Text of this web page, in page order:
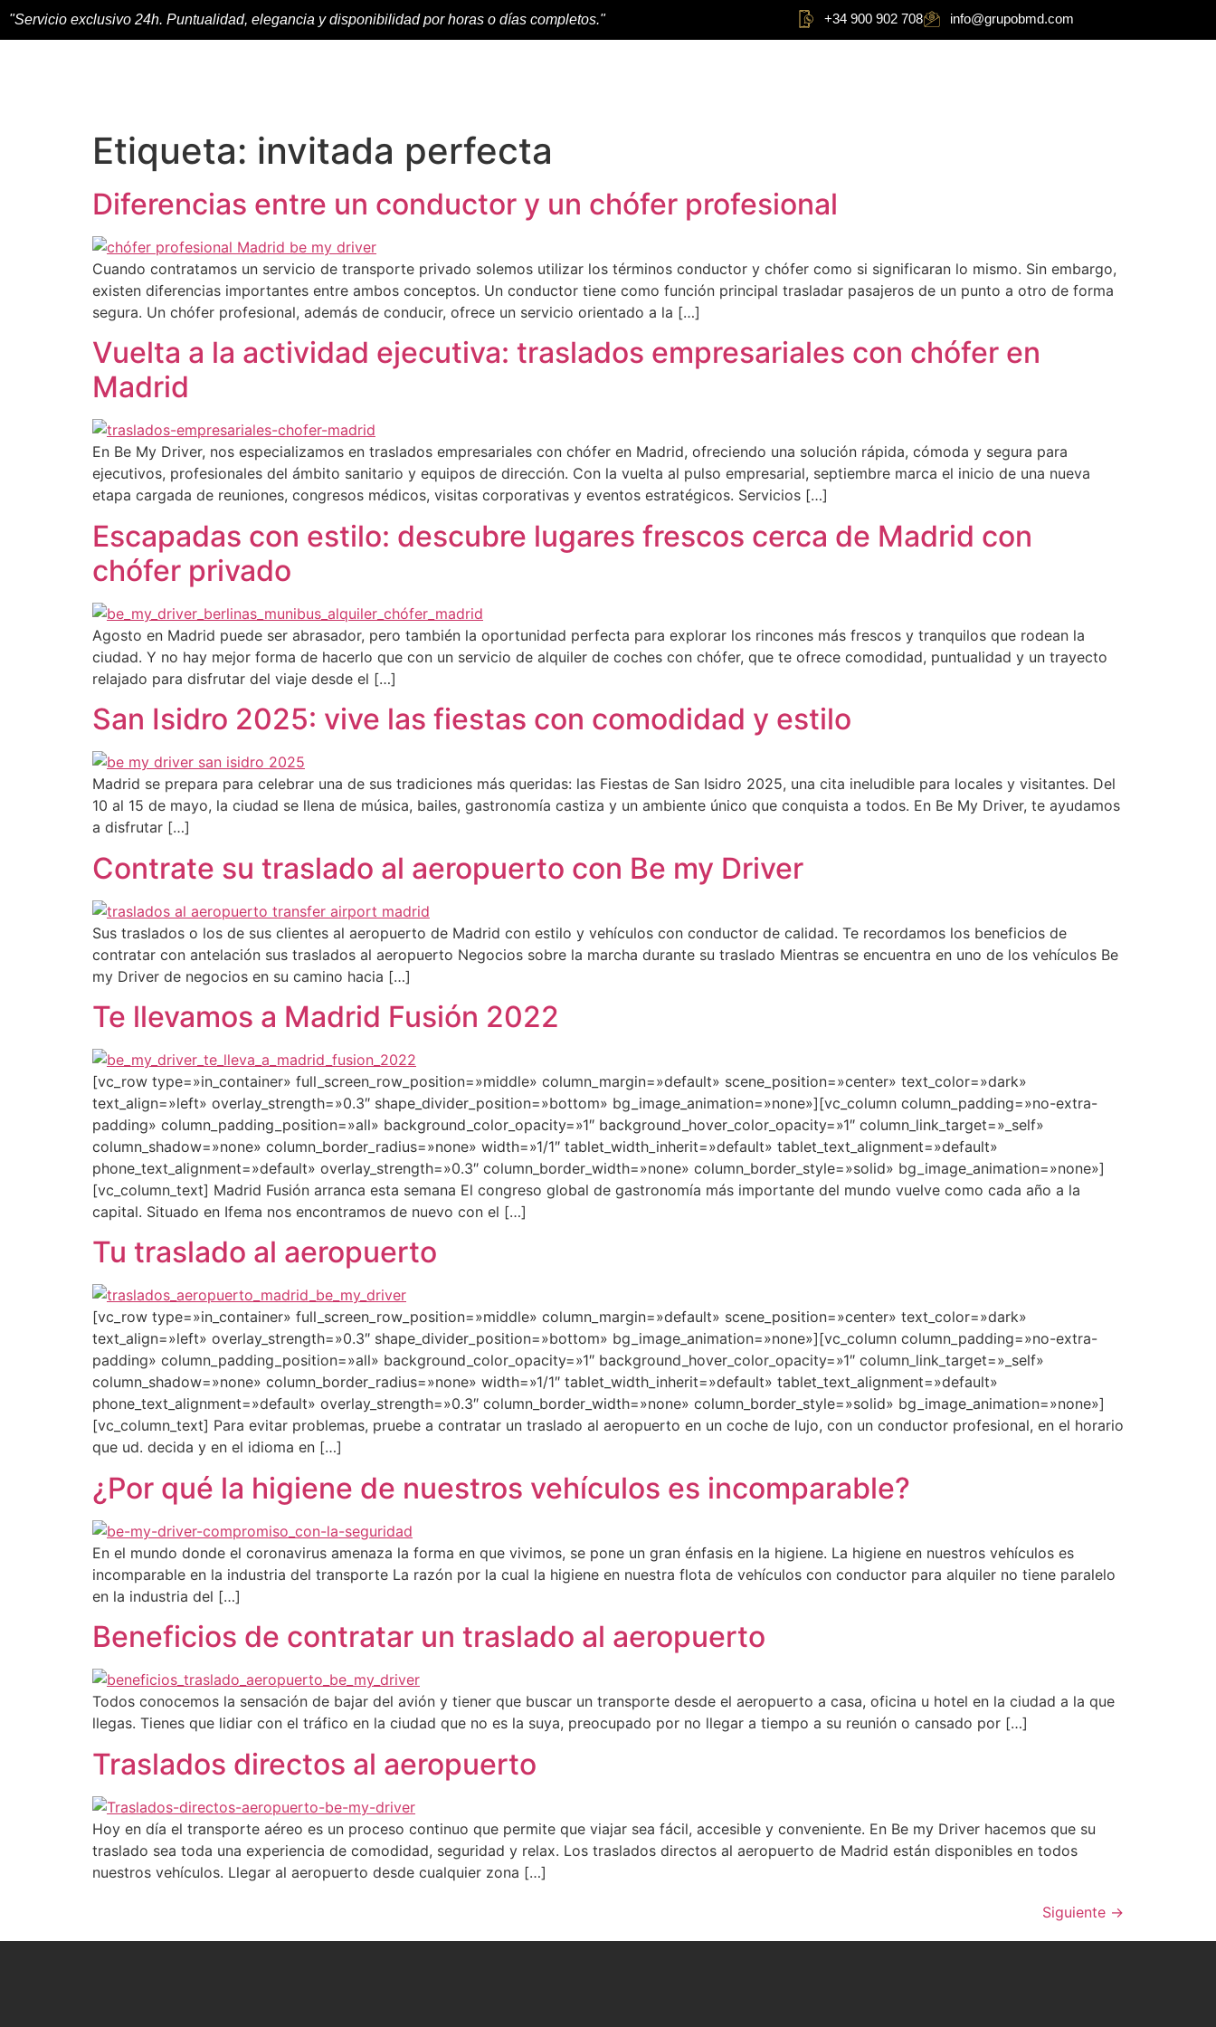
"Servicio exclusivo 24h. Puntualidad, elegancia y disponibilidad por horas o días completos." +34 900 902 708 info@grupobmd.com
Etiqueta: invitada perfecta
Diferencias entre un conductor y un chófer profesional
Cuando contratamos un servicio de transporte privado solemos utilizar los términos conductor y chófer como si significaran lo mismo. Sin embargo,
existen diferencias importantes entre ambos conceptos. Un conductor tiene como función principal trasladar pasajeros de un punto a otro de forma
segura. Un chófer profesional, además de conducir, ofrece un servicio orientado a la […]
Vuelta a la actividad ejecutiva: traslados empresariales con chófer en
Madrid
En Be My Driver, nos especializamos en traslados empresariales con chófer en Madrid, ofreciendo una solución rápida, cómoda y segura para
ejecutivos, profesionales del ámbito sanitario y equipos de dirección. Con la vuelta al pulso empresarial, septiembre marca el inicio de una nueva
etapa cargada de reuniones, congresos médicos, visitas corporativas y eventos estratégicos. Servicios […]
Escapadas con estilo: descubre lugares frescos cerca de Madrid con
chófer privado
Agosto en Madrid puede ser abrasador, pero también la oportunidad perfecta para explorar los rincones más frescos y tranquilos que rodean la
ciudad. Y no hay mejor forma de hacerlo que con un servicio de alquiler de coches con chófer, que te ofrece comodidad, puntualidad y un trayecto
relajado para disfrutar del viaje desde el […]
San Isidro 2025: vive las fiestas con comodidad y estilo
Madrid se prepara para celebrar una de sus tradiciones más queridas: las Fiestas de San Isidro 2025, una cita ineludible para locales y visitantes. Del
10 al 15 de mayo, la ciudad se llena de música, bailes, gastronomía castiza y un ambiente único que conquista a todos. En Be My Driver, te ayudamos
a disfrutar […]
Contrate su traslado al aeropuerto con Be my Driver
Sus traslados o los de sus clientes al aeropuerto de Madrid con estilo y vehículos con conductor de calidad. Te recordamos los beneficios de
contratar con antelación sus traslados al aeropuerto Negocios sobre la marcha durante su traslado Mientras se encuentra en uno de los vehículos Be
my Driver de negocios en su camino hacia […]
Te llevamos a Madrid Fusión 2022
[vc_row type=»in_container» full_screen_row_position=»middle» column_margin=»default» scene_position=»center» text_color=»dark»
text_align=»left» overlay_strength=»0.3″ shape_divider_position=»bottom» bg_image_animation=»none»][vc_column column_padding=»no-extra-
padding» column_padding_position=»all» background_color_opacity=»1″ background_hover_color_opacity=»1″ column_link_target=»_self»
column_shadow=»none» column_border_radius=»none» width=»1/1″ tablet_width_inherit=»default» tablet_text_alignment=»default»
phone_text_alignment=»default» overlay_strength=»0.3″ column_border_width=»none» column_border_style=»solid» bg_image_animation=»none»]
[vc_column_text] Madrid Fusión arranca esta semana El congreso global de gastronomía más importante del mundo vuelve como cada año a la
capital. Situado en Ifema nos encontramos de nuevo con el […]
Tu traslado al aeropuerto
[vc_row type=»in_container» full_screen_row_position=»middle» column_margin=»default» scene_position=»center» text_color=»dark»
text_align=»left» overlay_strength=»0.3″ shape_divider_position=»bottom» bg_image_animation=»none»][vc_column column_padding=»no-extra-
padding» column_padding_position=»all» background_color_opacity=»1″ background_hover_color_opacity=»1″ column_link_target=»_self»
column_shadow=»none» column_border_radius=»none» width=»1/1″ tablet_width_inherit=»default» tablet_text_alignment=»default»
phone_text_alignment=»default» overlay_strength=»0.3″ column_border_width=»none» column_border_style=»solid» bg_image_animation=»none»]
[vc_column_text] Para evitar problemas, pruebe a contratar un traslado al aeropuerto en un coche de lujo, con un conductor profesional, en el horario
que ud. decida y en el idioma en […]
¿Por qué la higiene de nuestros vehículos es incomparable?
En el mundo donde el coronavirus amenaza la forma en que vivimos, se pone un gran énfasis en la higiene. La higiene en nuestros vehículos es
incomparable en la industria del transporte La razón por la cual la higiene en nuestra flota de vehículos con conductor para alquiler no tiene paralelo
en la industria del […]
Beneficios de contratar un traslado al aeropuerto
Todos conocemos la sensación de bajar del avión y tiener que buscar un transporte desde el aeropuerto a casa, oficina u hotel en la ciudad a la que
llegas. Tienes que lidiar con el tráfico en la ciudad que no es la suya, preocupado por no llegar a tiempo a su reunión o cansado por […]
Traslados directos al aeropuerto
Hoy en día el transporte aéreo es un proceso continuo que permite que viajar sea fácil, accesible y conveniente. En Be my Driver hacemos que su
traslado sea toda una experiencia de comodidad, seguridad y relax. Los traslados directos al aeropuerto de Madrid están disponibles en todos
nuestros vehículos. Llegar al aeropuerto desde cualquier zona […]
Siguiente →